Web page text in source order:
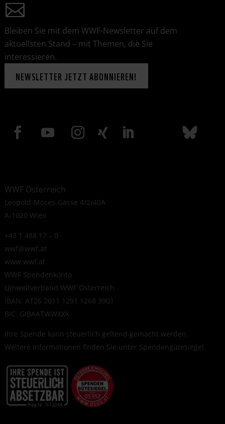
Bleiben Sie mit dem WWF-Newsletter auf dem
aktuellsten Stand – mit Themen, die Sie
interessieren.
NEWSLETTER JETZT ABONNIEREN!
WWF Österreich
Leopold-Moses-Gasse 4/2/40A
A-1020 Wien
+43 1 488 17 – 0
wwf@wwf.at
www.wwf.at
WWF Spendenkonto
Umweltverband WWF Österreich
IBAN: AT26 2011 1291 1268 3901
BIC: GIBAATWWXXX
Ihre Spende kann steuerlich geltend gemacht werden.
Weitere Informationen finden Sie unter Spendengütesiegel.